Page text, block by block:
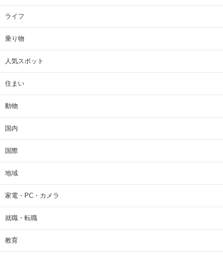
ライフ
乗り物
人気スポット
住まい
動物
国内
国際
地域
家電・PC・カメラ
就職・転職
教育